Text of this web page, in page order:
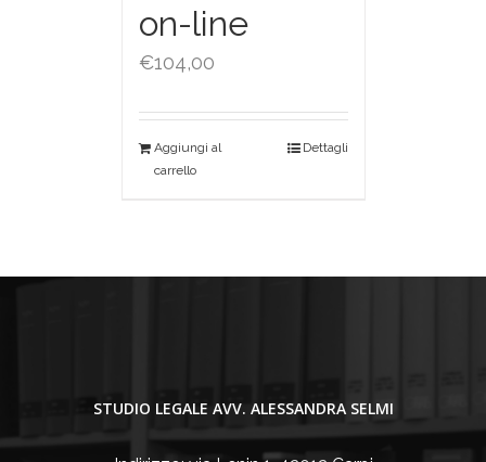
on-line
€104,00
Aggiungi al
carrello
Dettagli
STUDIO LEGALE AVV. ALESSANDRA SELMI